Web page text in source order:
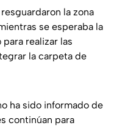
la zona
se esperaba la
realizar las
la carpeta de
ha sido informado de
continúan para